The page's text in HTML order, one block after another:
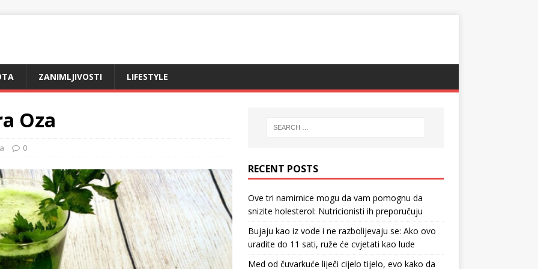
ZANIMLJIVOSTI LIFESTYLE
Oza
0
RECENT POSTS
Ove tri namirnice mogu da vam pomognu da
snizite holesterol: Nutricionisti ih preporučuju
Bujaju kao iz vode i ne razbolijevaju se: Ako ovo
uradite do 11 sati, ruže će cvjetati kao lude
Med od čuvarkuće liječi cijelo tijelo, evo kako da